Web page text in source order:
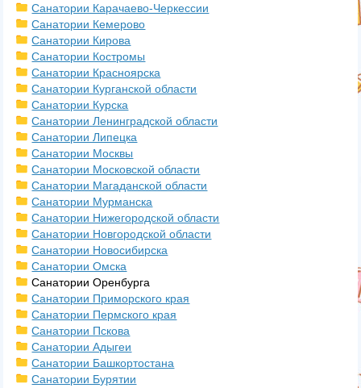
Санатории Карачаево-Черкессии
Санатории Кемерово
Санатории Кирова
Санатории Костромы
Санатории Красноярска
Санатории Курганской области
Санатории Курска
Санатории Ленинградской области
Санатории Липецка
Санатории Москвы
Санатории Московской области
Санатории Магаданской области
Санатории Мурманска
Санатории Нижегородской области
Санатории Новгородской области
Санатории Новосибирска
Санатории Омска
Санатории Оренбурга
Санатории Приморского края
Санатории Пермского края
Санатории Пскова
Санатории Адыгеи
Санатории Башкортостана
Санатории Бурятии